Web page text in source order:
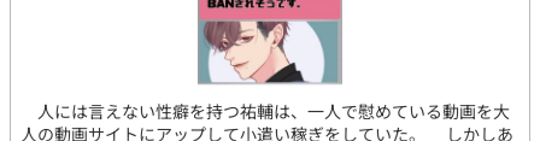
人には言えない性癖を持つ祐輔は、一人で慰めている動画を大
人の動画サイトにアップして小遣い稼ぎをしていた。 しかしあ